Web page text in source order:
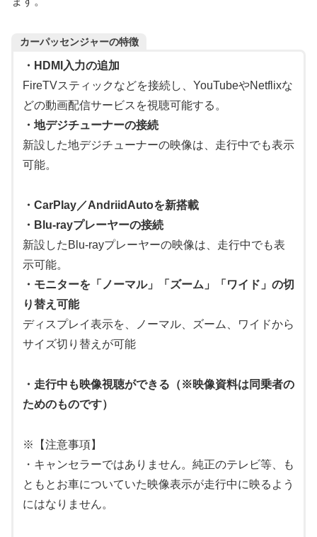
カーパッセンジャーの特徴
・HDMI入力の追加
FireTVスティックなどを接続し、YouTubeやNetflixな
どの動画配信サービスを視聴可能する。
・地デジチューナーの接続
新設した地デジチューナーの映像は、走行中でも表示
可能。
・CarPlay／AndriidAutoを新搭載
・Blu-rayプレーヤーの接続
新設したBlu-rayプレーヤーの映像は、走行中でも表
示可能。
・ モニターを「ノーマル」「ズーム」「ワイド」の切
り替え可能
ディスプレイ表示を、ノーマル、ズーム、ワイドから
サイズ切り替えが可能
・走行中も映像視聴ができる（※映像資料は同乗者の
ためのものです）
※【注意事項】
・キャンセラーではありません。純正のテレビ等、も
ともとお車についていた映像表示が走行中に映るよう
にはなりません。